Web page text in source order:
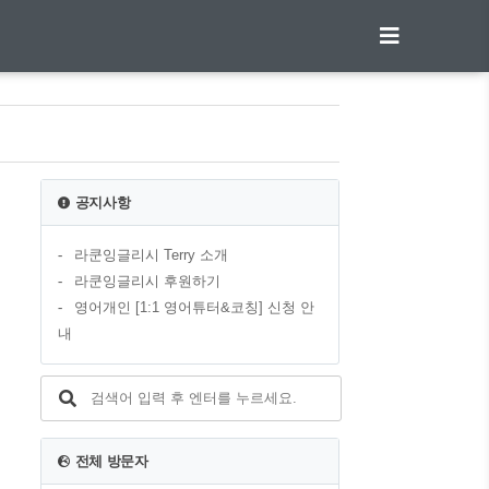
공지사항
라쿤잉글리시 Terry 소개
라쿤잉글리시 후원하기
영어개인 [1:1 영어튜터&코칭] 신청 안
내
전체 방문자